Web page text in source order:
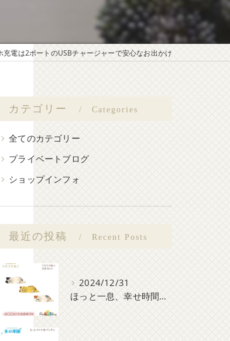
充電は2ポートのUSBチャージャーで安心なお出かけ
カテゴリー Categories
全てのカテゴリー
プライベートブログ
ショップインフォ
最近の投稿 Recent Posts
2024/12/31
ほっと一息、幸せ時間♪コンコンたちと一緒にまったりしよう